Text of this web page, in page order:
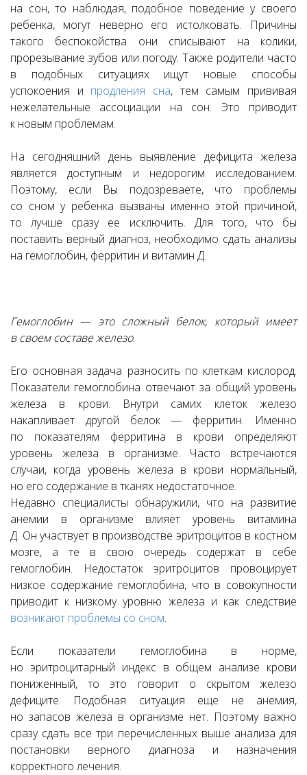
на сон, то наблюдая, подобное поведение у своего
ребенка, могут неверно его истолковать. Причины
такого беспокойства они списывают на колики,
прорезывание зубов или погоду. Также родители часто
в подобных ситуациях ищут новые способы
успокоения и продления сна, тем самым прививая
нежелательные ассоциации на сон. Это приводит
к новым проблемам.
На сегодняшний день выявление дефицита железа
является доступным и недорогим исследованием.
Поэтому, если Вы подозреваете, что проблемы
со сном у ребенка вызваны именно этой причиной,
то лучше сразу ее исключить. Для того, что бы
поставить верный диагноз, необходимо сдать анализы
на гемоглобин, ферритин и витамин Д.
Гемоглобин — это сложный белок, который имеет
в своем составе железо.
Его основная задача разносить по клеткам кислород.
Показатели гемоглобина отвечают за общий уровень
железа в крови. Внутри самих клеток железо
накапливает другой белок — ферритин. Именно
по показателям ферритина в крови определяют
уровень железа в организме. Часто встречаются
случаи, когда уровень железа в крови нормальный,
но его содержание в тканях недостаточное.
Недавно специалисты обнаружили, что на развитие
анемии в организме влияет уровень витамина
Д. Он участвует в производстве эритроцитов в костном
мозге, а те в свою очередь содержат в себе
гемоглобин. Недостаток эритроцитов провоцирует
низкое содержание гемоглобина, что в совокупности
приводит к низкому уровню железа и как следствие
возникают проблемы со сном.
Если показатели гемоглобина в норме,
но эритроцитарный индекс в общем анализе крови
пониженный, то это говорит о скрытом железо
дефиците. Подобная ситуация еще не анемия,
но запасов железа в организме нет. Поэтому важно
сразу сдать все три перечисленных выше анализа для
постановки верного диагноза и назначения
корректного лечения.